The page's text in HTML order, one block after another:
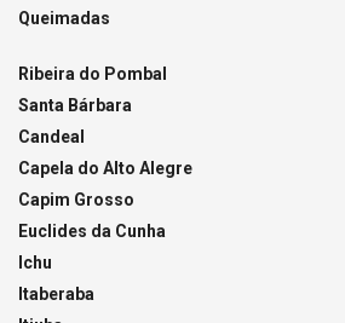
Queimadas
Ribeira do Pombal
Santa Bárbara
Candeal
Capela do Alto Alegre
Capim Grosso
Euclides da Cunha
Ichu
Itaberaba